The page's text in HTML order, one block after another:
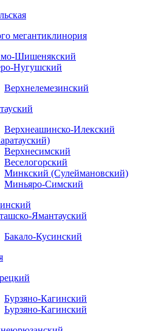
мегантиклинория
Шишенякский
Нугушский
Верхнелемезинский
Верхнеашинско-Илекский
Верхнесимский
Веселогорский
Минкский (Сулеймановский)
Миньяро-Симский
Ямантауский
Бакало-Кусинский
Бурзяно-Кагинский
Ьурзяно-Кагинский